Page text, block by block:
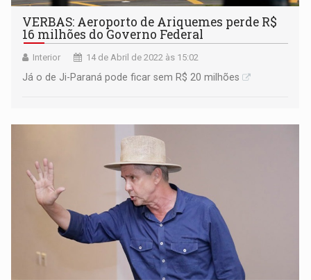
VERBAS: Aeroporto de Ariquemes perde R$
16 milhões do Governo Federal
Interior 14 de Abril de 2022 às 15:02
Já o de Ji-Paraná pode ficar sem R$ 20 milhões